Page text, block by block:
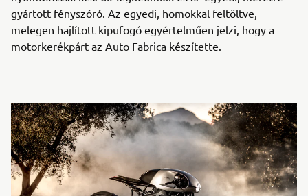
gyártott fényszóró. Az egyedi, homokkal feltöltve,
melegen hajlított kipufogó egyértelműen jelzi, hogy a
motorkerékpárt az Auto Fabrica készítette.